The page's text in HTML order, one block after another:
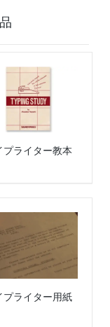
プライター教本
プライター用紙